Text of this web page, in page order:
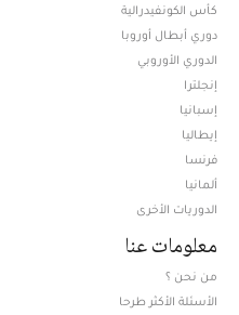
كأس الكونفيدرالية
دوري أبطال أوروبا
الدوري الأوروبي
إنجلترا
إسبانيا
إيطاليا
فرنسا
ألمانيا
الدوريات الأخرى
معلومات عنا
من نحن ؟
الأسئلة الأكثر طرحا